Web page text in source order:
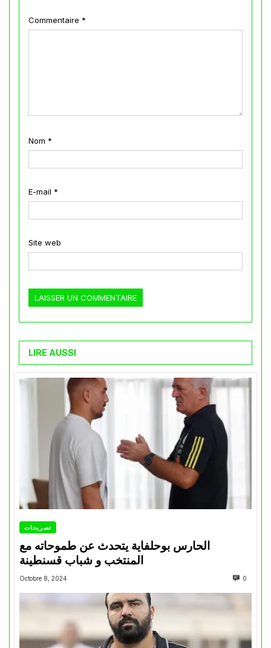
Commentaire *
Nom *
E-mail *
Site web
LIRE AUSSI
تصريحات
الحارس بوحلفاية يتحدث عن طموحاته مع
المنتخب و شباب قسنطينة
Octobre 8, 2024 0